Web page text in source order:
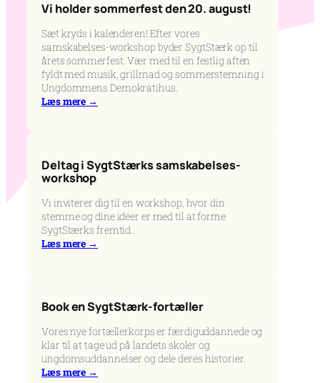
Vi holder sommerfest den 20. august!
Sæt kryds i kalenderen! Efter vores
samskabelses-workshop byder SygtStærk op til
årets sommerfest. Vær med til en festlig aften
fyldt med musik, grillmad og sommerstemning i
Ungdommens Demokratihus.
Læs mere →
Deltag i SygtStærks samskabelses-
workshop
Vi inviterer dig til en workshop, hvor din
stemme og dine idéer er med til at forme
SygtStærks fremtid..
Læs mere →
Book en SygtStærk-fortæller
Vores nye fortællerkorps er færdiguddannede og
klar til at tage ud på landets skoler og
ungdomsuddannelser og dele deres historier.
Læs mere →